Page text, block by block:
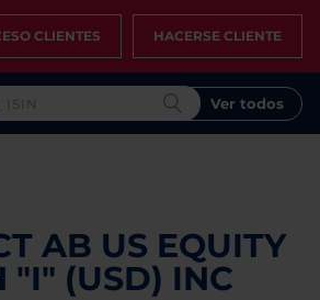
CLIENTES HACERSE CLIENTE
Ver todos
AB US EQUITY
"I" (USD) INC